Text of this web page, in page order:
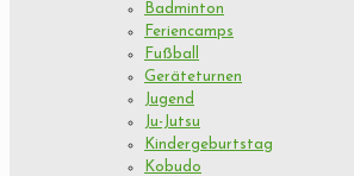
Badminton
Feriencamps
Fußball
Geräteturnen
Jugend
Ju-Jutsu
Kindergeburtstag
Kobudo